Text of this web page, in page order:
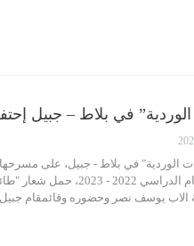
الوردية” في بلاط – جبيل
الصفوف الثانوية للعام
الاب يوسف نصر وحضوره وقائمقام جبيل